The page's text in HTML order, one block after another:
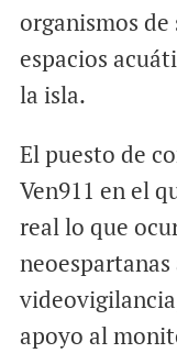
organismos de
espacios
la isla.
El puesto de
Ven911 en el
real lo que
neoespartanas
apoyo al